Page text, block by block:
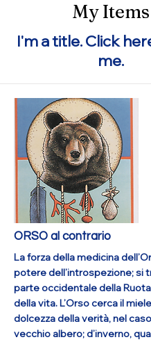
My Items
I'm a title. ​Click
me.
ORSO al contrario
La forza della medicina
potere dell’introspezione; si
parte occidentale della
della vita. L’Orso cerca il
dolcezza della verità, nel
vecchio albero; d’inverno,